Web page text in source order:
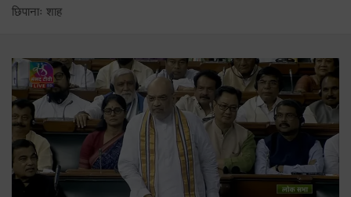
छिपानाः शाह